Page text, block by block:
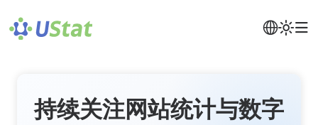
持续关注网站统计与数字